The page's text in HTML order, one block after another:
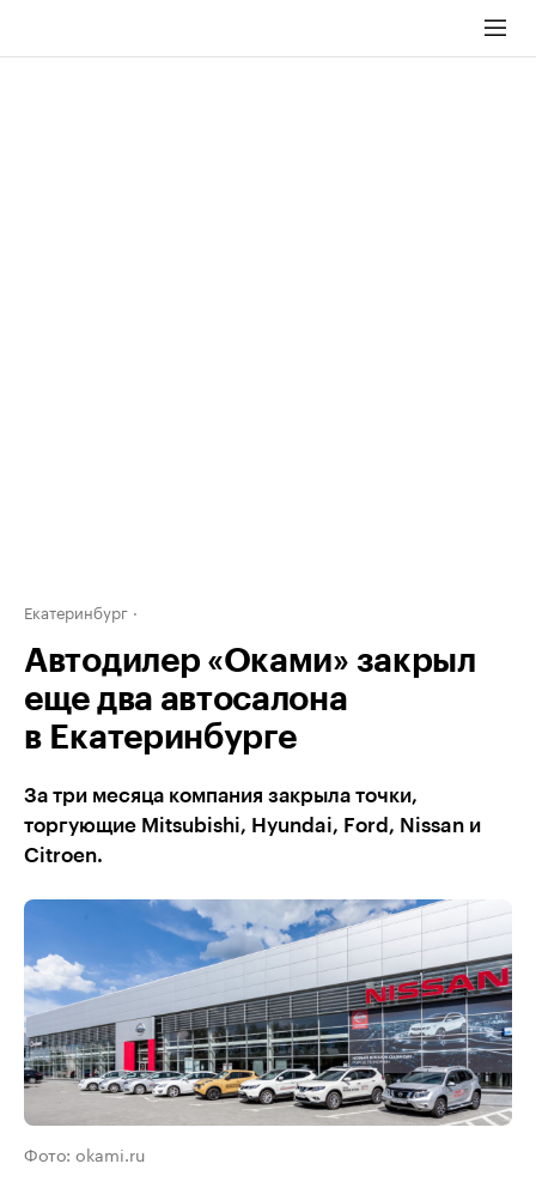
Екатеринбург
Автодилер «Оками» закрыл
еще два автосалона
в Екатеринбурге
За три месяца компания закрыла точки,
торгующие Mitsubishi, Hyundai, Ford, Nissan и
Citroen.
Фото: okami.ru